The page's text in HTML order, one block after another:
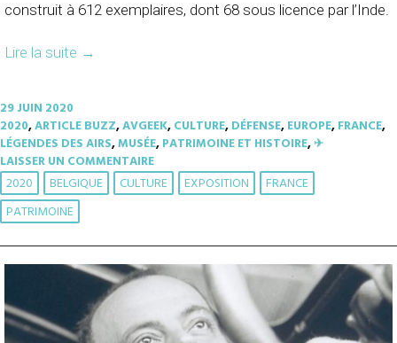
construit à 612 exemplaires, dont 68 sous licence par l’Inde.
Lire la suite →
29 JUIN 2020
2020,ARTICLE BUZZ,AVGEEK,CULTURE,DÉFENSE,EUROPE,FRANCE,
LÉGENDES DES AIRS,MUSÉE,PATRIMOINE ET HISTOIRE,✈︎
LAISSER UN COMMENTAIRE
2020 BELGIQUE CULTURE EXPOSITION
FRANCE
PATRIMOINE